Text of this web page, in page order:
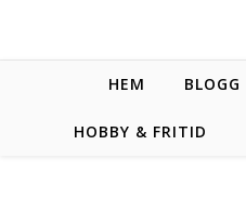
HEM BLOGG
HOBBY & FRITID